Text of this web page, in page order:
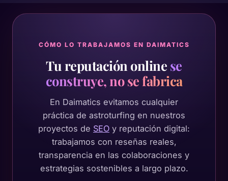
CÓMO LO TRABAJAMOS EN DAIMATICS
Tu reputación online se
construye, no se fabrica
En Daimatics evitamos cualquier
práctica de astroturfing en nuestros
proyectos de SEO y reputación digital:
trabajamos con reseñas reales,
transparencia en las colaboraciones y
estrategias sostenibles a largo plazo.